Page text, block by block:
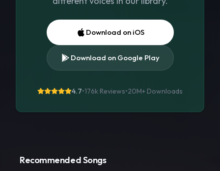
Download on iOS
Download on Google Play
4.7•176k Reviews•20M+ Downloads
Recommended Songs